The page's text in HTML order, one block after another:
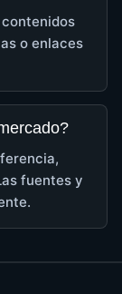
o enlaces
fuentes y